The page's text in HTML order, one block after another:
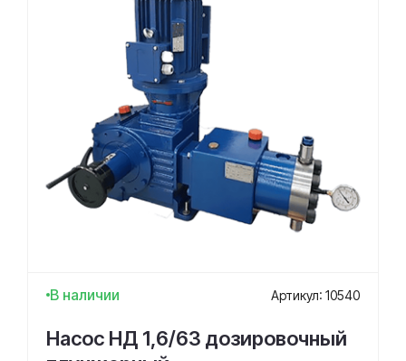
В наличии Артикул: 10540
Насос НД 1,6/63 дозировочный